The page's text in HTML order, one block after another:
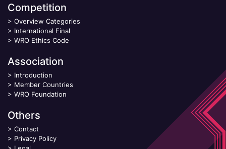
Competition
> Overview Categories
> International Final
> WRO Ethics Code
Association
> Introduction
> Member Countries
> WRO Foundation
Others
> Contact
> Privacy Policy